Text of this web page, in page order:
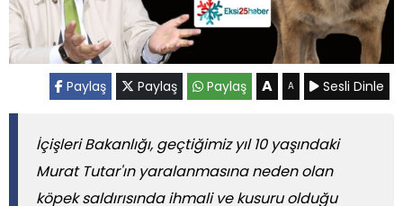
Paylaş Paylaş Paylaş A A Sesli Dinle
İçişleri Bakanlığı, geçtiğimiz yıl 10 yaşındaki
Murat Tutar'ın yaralanmasına neden olan
köpek saldırısında ihmali ve kusuru olduğu